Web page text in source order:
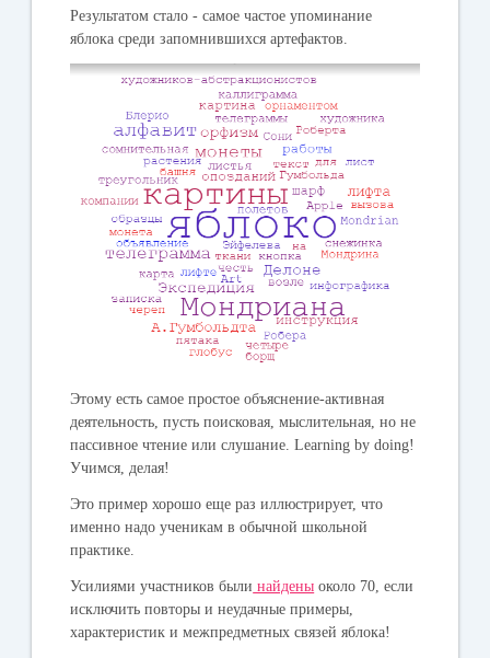
Результатом стало - самое частое упоминание
яблока среди запомнившихся артефактов.
Этому есть самое простое объяснение-активная
деятельность, пусть поисковая, мыслительная, но не
пассивное чтение или слушание. Learning by doing!
Учимся, делая!
Это пример хорошо еще раз иллюстрирует, что
именно надо ученикам в обычной школьной
практике.
Усилиями участников были найдены около 70, если
исключить повторы и неудачные примеры,
характеристик и межпредметных связей яблока!